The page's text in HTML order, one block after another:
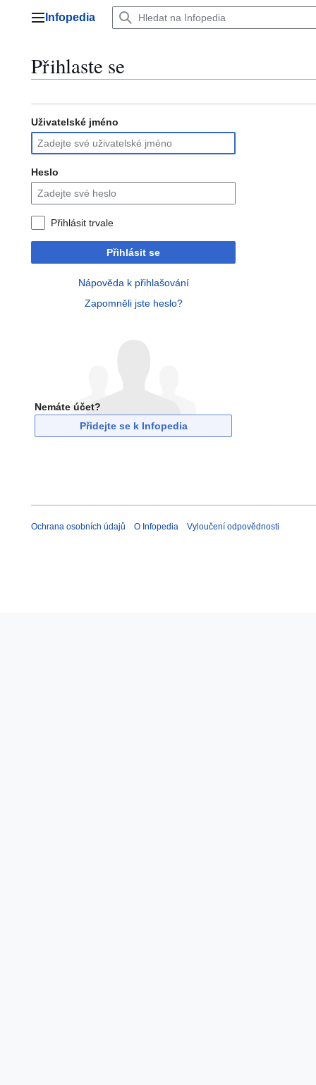
Hlavní menu
Infopedia
Přihlaste se
Uživatelské jméno
Heslo
Přihlásit trvale
Přihlásit se
Nápověda k přihlašování
Zapomněli jste heslo?
Nemáte účet?
Přidejte se k Infopedia
Ochrana osobních údajů O Infopedia Vyloučení odpovědnosti